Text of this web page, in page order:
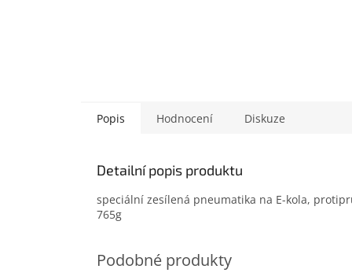
Popis Hodnocení Diskuze
Detailní popis produktu
speciální zesílená pneumatika na E-kola,
765g